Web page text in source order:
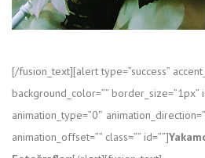
[/fusion_text][alert type=”success”
background_color=”” border_size=”1px”
animation_type=”0″
animation_offset=”” class=”” id=””]